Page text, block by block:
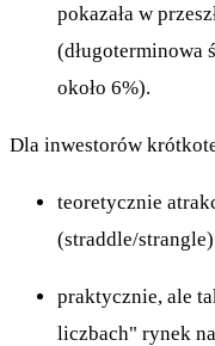
pokazała w
(długoterminowa
około 6%).
Dla inwestorów
teoretycznie
(straddle/strangle)
praktycznie, ale
liczbach" rynek